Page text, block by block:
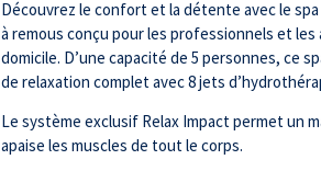
Découvrez le confort et la détente avec le spa
à remous conçu pour les professionnels et
domicile. D’une capacité de 5 personnes, ce
de relaxation complet avec 8 jets
Le système exclusif Relax Impact permet un
apaise les muscles de tout le corps.